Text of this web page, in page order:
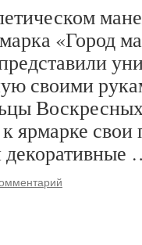
«Город
своими
ярмарке свои